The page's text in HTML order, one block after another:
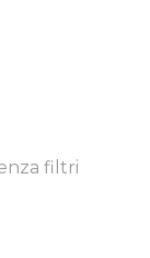
filtri